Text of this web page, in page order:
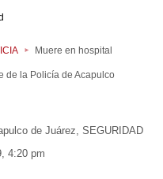
Muere en hospital
de la Policía de Acapulco
de Juárez SEGURIDAD
4:20 pm